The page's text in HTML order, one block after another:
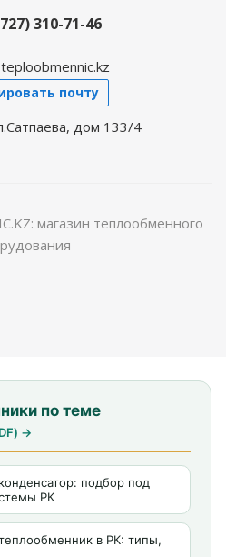
310-71-46
почту
дом 133/4
магазин теплообменного
по теме
→
подбор под
РК
в РК: типы,